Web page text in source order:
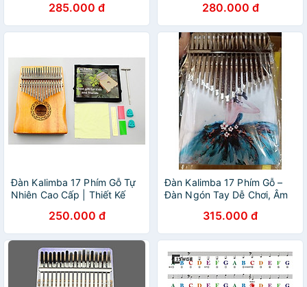
Nhẹ Nhàng285.000 đ
Thanh Trong Trẻo
280.000 đ
Đàn Kalimba 17 Phím Gỗ Tự
Nhiên Cao Cấp | Thiết Kế
Du Dương250.000 đ
Đàn Kalimba 17 Phím Gỗ –
Đàn Ngón Tay Dễ Chơi, Âm
315.000 đ